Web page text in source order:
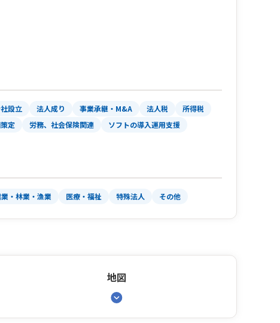
設立 法人成り 事業承継・M&A 法人税
所得税
定 労務、社会保険関連 ソフトの導入運用支援
業・林業・漁業 医療・福祉 特殊法人 その他
地図